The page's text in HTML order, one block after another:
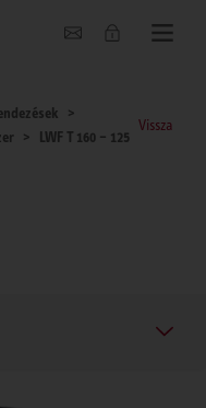
LWF T 160 – 125
Vissza